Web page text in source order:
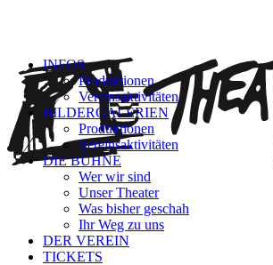
INFOS
Produktionen
Vereinsaktivitäten
BILDERGALERIEN
Produktionen
Vereinsaktivitäten
DIE BÜHNE
Wer wir sind
Unser Theater
Was bisher geschah
Ihr Weg zu uns
DER VEREIN
TICKETS